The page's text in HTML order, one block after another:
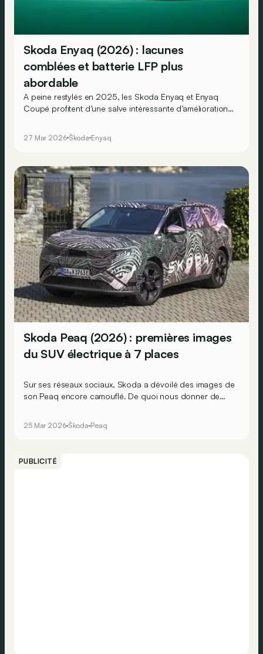
Skoda Enyaq (2026) : lacunes
comblées et batterie LFP plus
abordable
A peine restylés en 2025, les Skoda Enyaq et Enyaq
Coupé profitent d’une salve intéressante d’améliorations
positionnement « Simply Clever » du grand SUV familial
tchèque. Et en baisser théoriquement le prix d’entrée.
27 Mar 2026 Škoda Enyaq
Skoda Peaq (2026) : premières images
du SUV électrique à 7 places
Sur ses réseaux sociaux, Skoda a dévoilé des images de
son Peaq encore camouflé. De quoi nous donner de
25 Mar 2026 Škoda Peaq
PUBLICITÉ